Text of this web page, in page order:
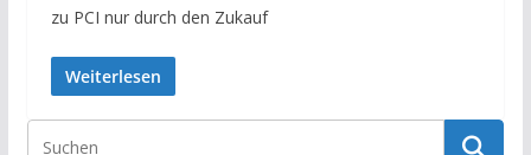
zu PCI nur durch den Zukauf
Weiterlesen